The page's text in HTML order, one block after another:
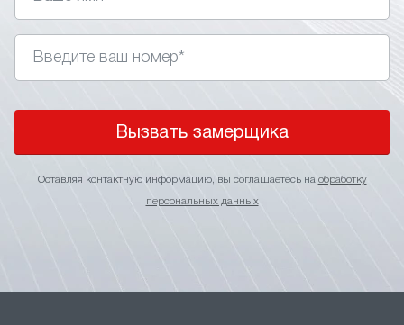
Вызвать замерщика
Оставляя контактную информацию, вы соглашаетесь на обработку
персональных данных